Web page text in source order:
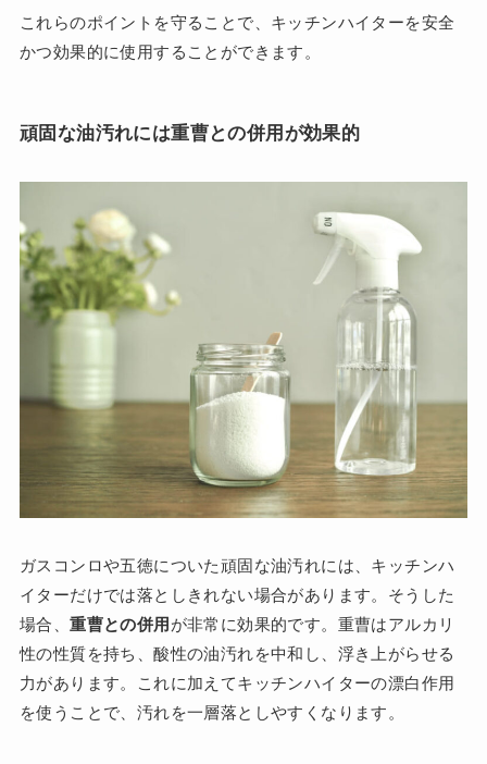
これらのポイントを守ることで、キッチンハイターを安全
かつ効果的に使用することができます。
頑固な油汚れには重曹との併用が効果的
ガスコンロや五徳についた頑固な油汚れには、キッチンハ
イターだけでは落としきれない場合があります。そうした
場合、重曹との併用 が非常に効果的です。重曹はアルカリ
性の性質を持ち、酸性の油汚れを中和し、浮き上がらせる
力があります。これに加えてキッチンハイターの漂白作用
を使うことで、汚れを一層落としやすくなります。